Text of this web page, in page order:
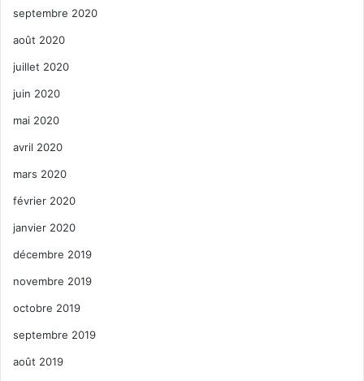
septembre 2020
août 2020
juillet 2020
juin 2020
mai 2020
avril 2020
mars 2020
février 2020
janvier 2020
décembre 2019
novembre 2019
octobre 2019
septembre 2019
août 2019